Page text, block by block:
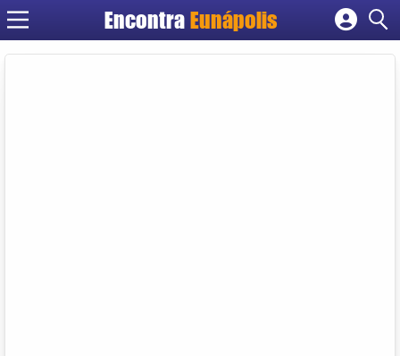
EncontraEunápolis
Cadastrar empresa